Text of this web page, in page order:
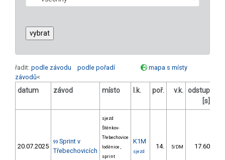
řadit: podle závodu podle pořadí
mapa s místy
závodů<
datum závod místo l.k. poř. v.k. odstup
[s]
20.07.2025
99 Sprint v
Třebechovicích
sjezd
Štěnkov-
Třebechovice
loděnice ,
sprint
K1M
sjezd
14. 5/DM 17.60